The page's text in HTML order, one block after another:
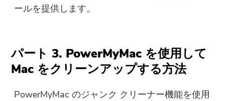
ールを提供します。
パート 3. PowerMyMac を使用して
Mac をクリーンアップする方法
PowerMyMac のジャンク クリーナー機能を使用